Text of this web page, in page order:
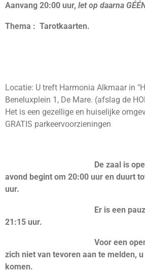
Aanvang 20:00 uur, let op daarna
Thema : Tarotkaarten.
Locatie: U treft Harmonia Alkmaar in
Beneluxplein 1, De Mare. (afslag de
Het is een gezellige en huiselijke
GRATIS parkeervoorzieningen
De zaal is open
avond begint om 20:00 uur en duurt
uur.
Er is een pauze van
21:15 uur.
Voor een openbare
zich niet van tevoren aan te melden,
komen.